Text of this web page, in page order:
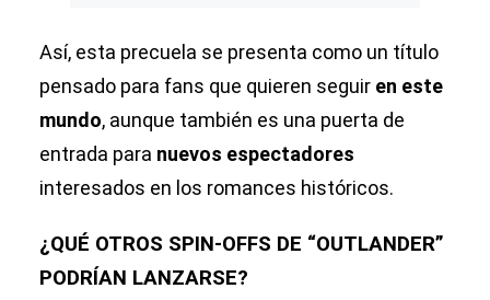
Así, esta precuela se presenta como un título
pensado para fans que quieren seguir en este
mundo, aunque también es una puerta de
entrada para nuevos espectadores
interesados en los romances históricos.
¿QUÉ OTROS SPIN-OFFS DE “OUTLANDER”
PODRÍAN LANZARSE?